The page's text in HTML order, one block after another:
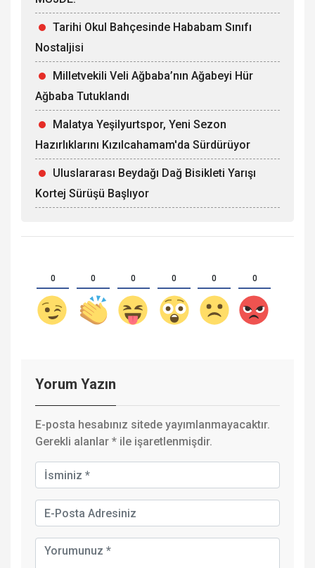
Tarihi Okul Bahçesinde Hababam Sınıfı
Nostaljisi
Milletvekili Veli Ağbaba’nın Ağabeyi Hür
Ağbaba Tutuklandı
Malatya Yeşilyurtspor, Yeni Sezon
Hazırlıklarını Kızılcahamam'da Sürdürüyor
Uluslararası Beydağı Dağ Bisikleti Yarışı
Kortej Sürüşü Başlıyor
0 0 0 0 0 0
Yorum Yazın
E-posta hesabınız sitede yayımlanmayacaktır.
Gerekli alanlar * ile işaretlenmişdir.